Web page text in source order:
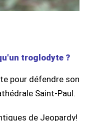
troglodyte ?
pour défendre son
Saint-Paul.